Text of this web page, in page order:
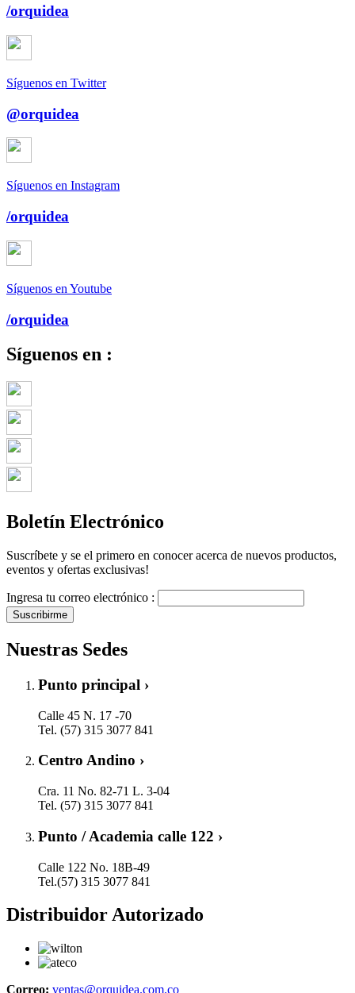
/orquidea
Síguenos en Twitter
@orquidea
Síguenos en Instagram
/orquidea
Síguenos en Youtube
/orquidea
Síguenos en :
Boletín Electrónico
Suscríbete y se el primero en conocer acerca de nuevos productos,
eventos y ofertas exclusivas!
Ingresa tu correo electrónico :
Suscribirme
Nuestras Sedes
Punto principal ›
Calle 45 N. 17 -70
Tel. (57) 315 3077 841
Centro Andino ›
Cra. 11 No. 82-71 L. 3-04
Tel. (57) 315 3077 841
Punto / Academia calle 122 ›
Calle 122 No. 18B-49
Tel.(57) 315 3077 841
Distribuidor Autorizado
Correo: ventas@orquidea.com.co